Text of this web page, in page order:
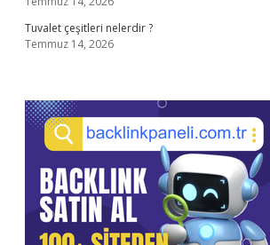
Tuvalet çeşitleri nelerdir ?
Temmuz 14, 2026